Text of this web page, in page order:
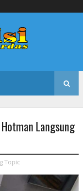
Langsung
Topic